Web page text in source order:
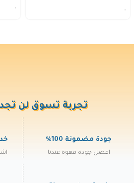
تجربة تسوق لن
جودة مضمونة 100%
افضل جودة قهوة عندنا